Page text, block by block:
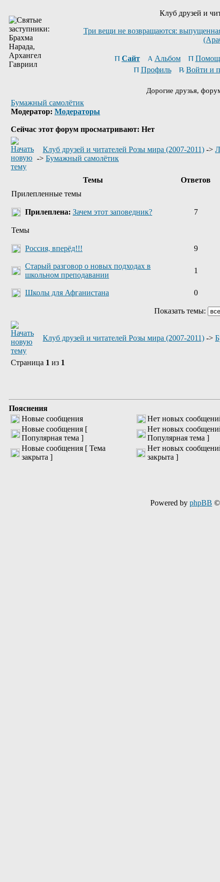
Клуб друзей и
Три вещи не возвращаются:
Сайт Альбом
Профиль
Войти и
Дорогие друзья,
Бумажный самолётик
Модератор: Модераторы
Сейчас этот форум просматривают: Нет
Клуб друзей и читателей Розы мира (2007-2011) ->
-> Бумажный самолётик
Темы
Ответов
Прилепленные темы
Прилеплена: Зачем этот заповедник? 7
Темы
Россия, вперёд!!! 9
Старый разговор о новых подходах в
школьном преподавании
1
Школы для Афганистана 0
Показать темы:
Клуб друзей и читателей Розы мира (2007-2011) ->
Страница 1 из 1
Пояснения
Новые сообщения
Нет новых
Новые сообщения [
Популярная тема ]
Нет новых
Популярная тема ]
Новые сообщения [ Тема
закрыта ]
Нет новых
закрыта ]
Powered by phpBB ©